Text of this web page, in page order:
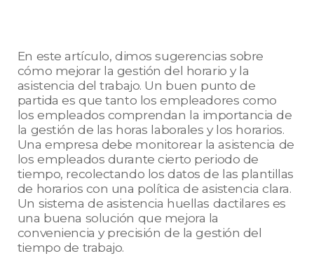
En este artículo, dimos sugerencias sobre
cómo mejorar la gestión del horario y la
asistencia del trabajo. Un buen punto de
partida es que tanto los empleadores como
los empleados comprendan la importancia de
la gestión de las horas laborales y los horarios.
Una empresa debe monitorear la asistencia de
los empleados durante cierto periodo de
tiempo, recolectando los datos de las plantillas
de horarios con una política de asistencia clara.
Un sistema de asistencia huellas dactilares es
una buena solución que mejora la
conveniencia y precisión de la gestión del
tiempo de trabajo.